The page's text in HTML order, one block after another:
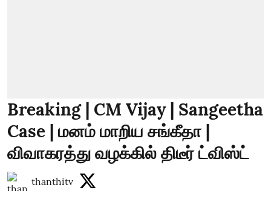
Breaking | CM Vijay | Sangeetha
Case | மனம் மாறிய சங்கீதா |
விவாகரத்து வழக்கில் திடீர் ட்விஸ்ட்
thanthitv